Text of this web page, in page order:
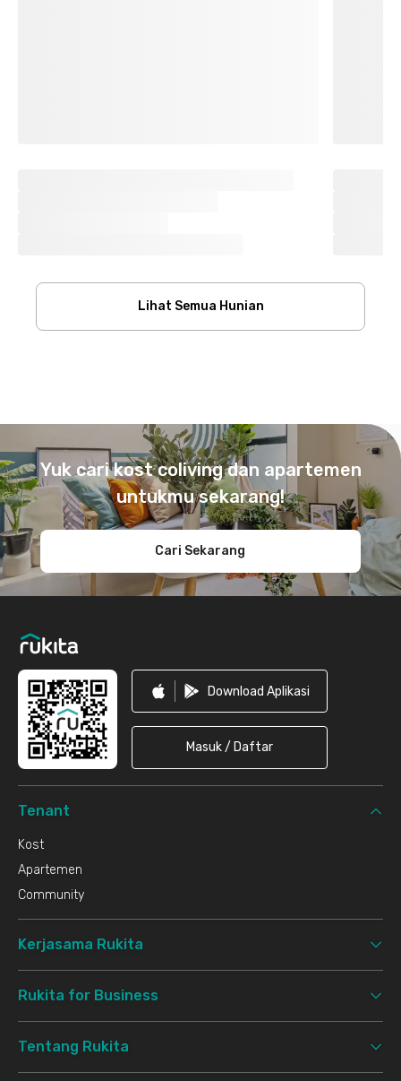
Lihat Semua Hunian
Yuk cari kost coliving dan apartemen
untukmu sekarang!
Cari Sekarang
Download Aplikasi
Masuk / Daftar
Tenant
Kost
Apartemen
Community
Kerjasama Rukita
Rukita for Business
Tentang Rukita